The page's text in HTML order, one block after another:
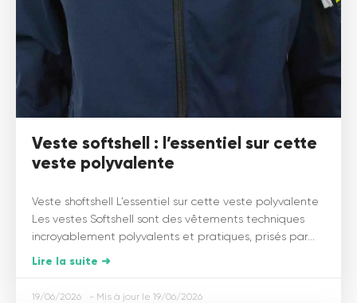
Veste softshell : l’essentiel sur cette
veste polyvalente
Veste shoftshell L’essentiel sur cette veste polyvalente
Les vestes Softshell sont des vêtements techniques
incroyablement polyvalents et pratiques, prisés par...
Lire la suite ➜
19/06/2026 19/06/2026